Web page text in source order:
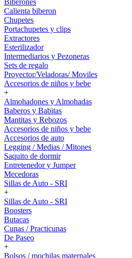
Biberones
Calienta biberon
Chupetes
Portachupetes y clips
Extractores
Esterilizador
Intermediarios y Pezoneras
Sets de regalo
Proyector/Veladoras/ Moviles
Accesorios de niños y bebe
+
Almohadones y Almohadas
Baberos y Babitas
Mantitas y Rebozos
Accesorios de niños y bebe
Accesorios de auto
Legging / Medias / Mitones
Saquito de dormir
Entretenedor y Jumper
Mecedoras
Sillas de Auto - SRI
+
Sillas de Auto - SRI
Boosters
Butacas
Cunas / Practicunas
De Paseo
+
Bolsos / mochilas maternales